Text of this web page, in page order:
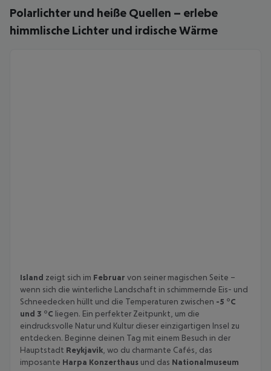
Polarlichter und heiße Quellen – erlebe
himmlische Lichter und irdische Wärme
Island zeigt sich im Februar von seiner magischen Seite –
wenn sich die winterliche Landschaft in schimmernde Eis- und
Schneedecken hüllt und die Temperaturen zwischen -5 °C
und 3 °C liegen. Ein perfekter Zeitpunkt, um die
eindrucksvolle Natur und Kultur dieser einzigartigen Insel zu
entdecken. Beginne deinen Tag mit einem Besuch in der
Hauptstadt Reykjavik, wo du charmante Cafés, das
imposante Harpa Konzerthaus und das Nationalmuseum